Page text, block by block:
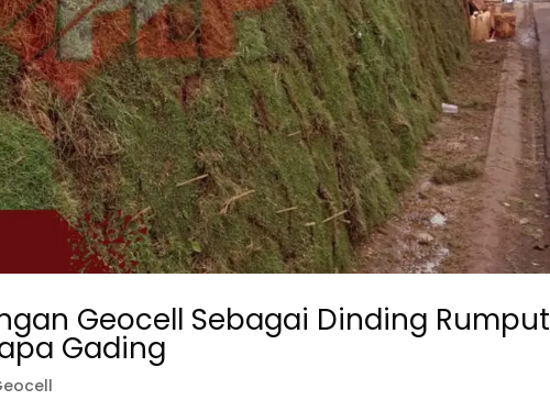
Geocell Sebagai Dinding Rumput
Gading